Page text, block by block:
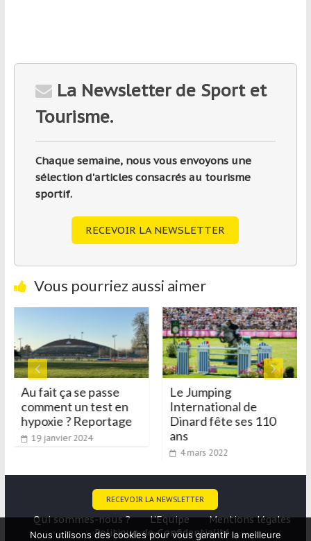
La Newsletter de Sport et
Tourisme.
Chaque semaine, nous vous envoyons une
sélection d'articles consacrés au tourisme
sportif.
RECEVOIR LA NEWSLETTER
Vous pourriez aussi aimer
Au fait ça se passe
comment un test en
hypoxie ? Reportage
19 janvier 2024
Le Jumping
International de
Dinard fête ses 110
ans
4 mars 2022
RECEVOIR LA NEWSLETTER
Qui sommes-nous ? L’Equipe
Mentions légales
Politique-de-Confidentialité
Nous utilisons des cookies pour vous garantir la meilleure